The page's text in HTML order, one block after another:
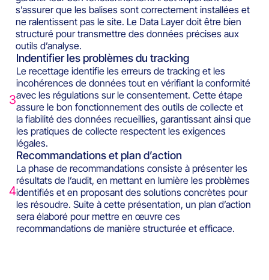
s’assurer que les balises sont correctement installées et
ne ralentissent pas le site. Le Data Layer doit être bien
structuré pour transmettre des données précises aux
outils d’analyse.
3
Indentifier les problèmes du tracking
Le recettage identifie les erreurs de tracking et les
incohérences de données tout en vérifiant la conformité
avec les régulations sur le consentement. Cette étape
assure le bon fonctionnement des outils de collecte et
la fiabilité des données recueillies, garantissant ainsi que
les pratiques de collecte respectent les exigences
légales.
4
Recommandations et plan d’action
La phase de recommandations consiste à présenter les
résultats de l’audit, en mettant en lumière les problèmes
identifiés et en proposant des solutions concrètes pour
les résoudre. Suite à cette présentation, un plan d’action
sera élaboré pour mettre en œuvre ces
recommandations de manière structurée et efficace.